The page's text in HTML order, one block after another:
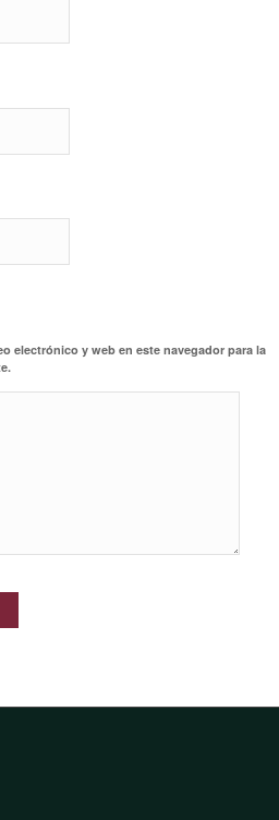
electrónico y web en este navegador para la